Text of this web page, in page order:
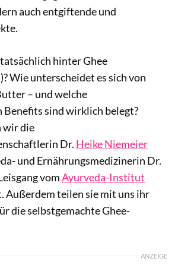
auch entgiftende und
hinter Ghee
Wie unterscheidet es sich von
– und welche
Benefits sind wirklich belegt?
wir die
Dr. Heike Niemeier
und Ernährungsmedizinerin Dr.
vomAyurveda-Institut
Außerdem teilen sie mit uns ihr
die selbstgemachte Ghee-
ANZEIGE